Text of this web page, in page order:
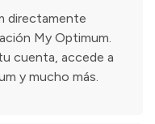
directamente
My Optimum.
cuenta, accede a
y mucho más.